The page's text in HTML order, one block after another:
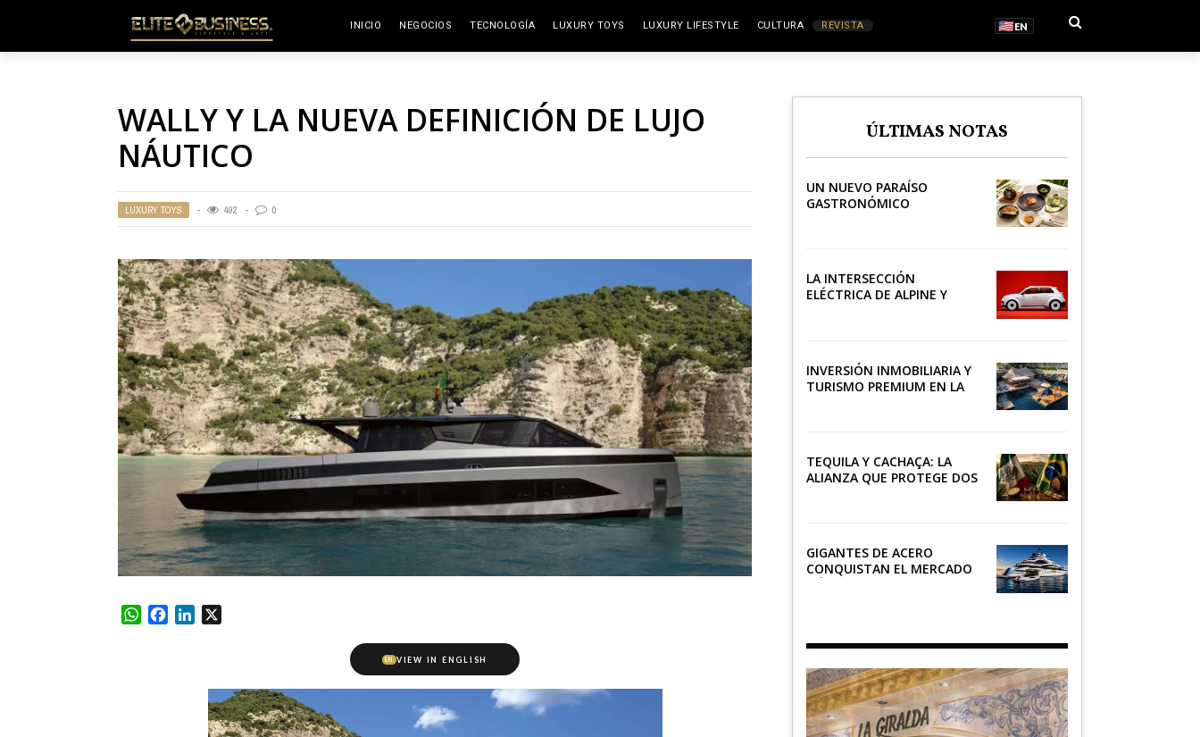
INICIO NEGOCIOS TECNOLOGÍA LUXURY TOYS LUXURY LIFESTYLE CULTURA REVISTA EN
WALLY Y LA NUEVA DEFINICIÓN DE LUJO
NÁUTICO
LUXURY TOYS 492 0
WhatsApp
FacebookLinkedIn
EN VIEW IN ENGLISH
ÚLTIMAS NOTAS
UN NUEVO PARAÍSO
GASTRONÓMICO
LA INTERSECCIÓN
ELÉCTRICA DE ALPINE Y
INVERSIÓN INMOBILIARIA Y
TURISMO PREMIUM EN LA
TEQUILA Y CACHAÇA: LA
ALIANZA QUE PROTEGE DOS
GIGANTES DE ACERO
CONQUISTAN EL MERCADO